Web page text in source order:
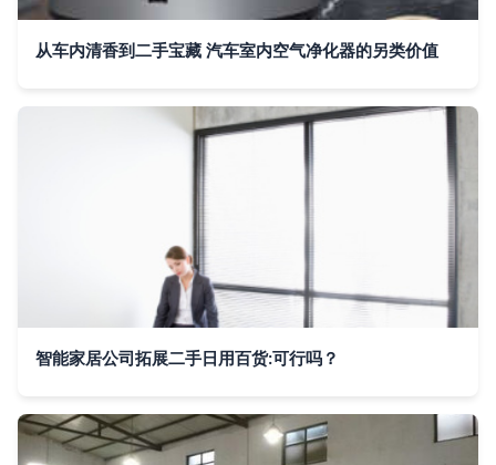
从车内清香到二手宝藏 汽车室内空气净化器的另类价值
智能家居公司拓展二手日用百货:可行吗？